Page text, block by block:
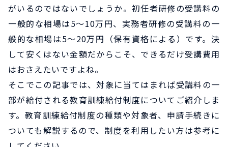
がいるのではないでしょうか。初任者研修の受講料の
一般的な相場は5～10万円、実務者研修の受講料の一
般的な相場は5～20万円（保有資格による）です。決
して安くはない金額だからこそ、できるだけ受講費用
はおさえたいですよね。
そこでこの記事では、対象に当てはまれば受講料の一
部が給付される教育訓練給付制度についてご紹介しま
す。教育訓練給付制度の種類や対象者、申請手続きに
ついても解説するので、制度を利用したい方は参考に